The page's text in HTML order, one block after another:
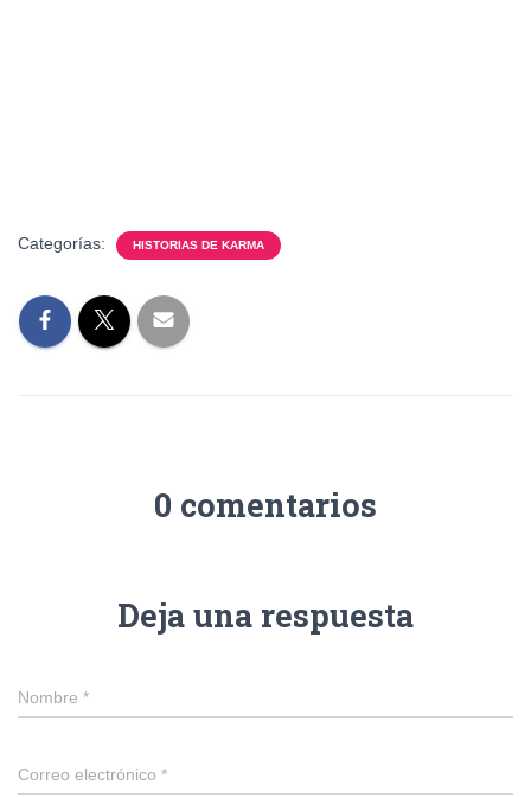
Categorías: HISTORIAS DE KARMA
0 comentarios
Deja una respuesta
Nombre *
Correo electrónico *